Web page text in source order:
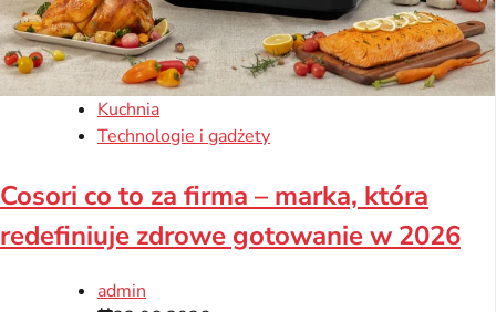
Kuchnia
Technologie i gadżety
Cosori co to za firma – marka, która
redefiniuje zdrowe gotowanie w 2026
admin